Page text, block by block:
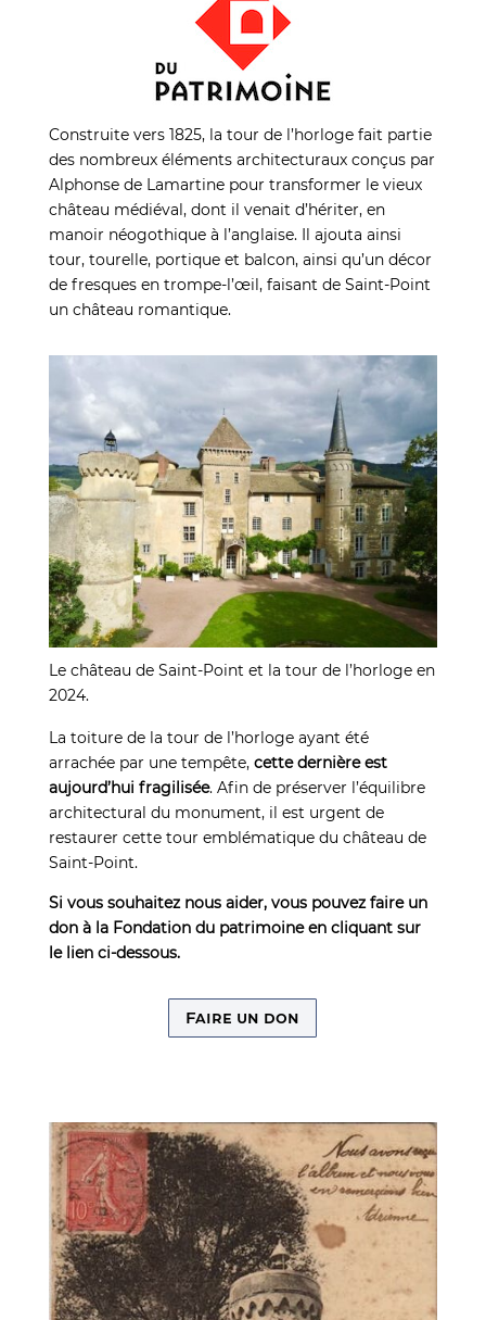
Construite vers 1825, la tour de l’horloge fait partie
des nombreux éléments architecturaux conçus par
Alphonse de Lamartine pour transformer le vieux
château médiéval, dont il venait d’hériter, en
manoir néogothique à l’anglaise. Il ajouta ainsi
tour, tourelle, portique et balcon, ainsi qu’un décor
de fresques en trompe-l’œil, faisant de Saint-Point
un château romantique.
Le château de Saint-Point et la tour de l’horloge en
2024.
La toiture de la tour de l’horloge ayant été
arrachée par une tempête, cette dernière est
aujourd’hui fragilisée. Afin de préserver l’équilibre
architectural du monument, il est urgent de
restaurer cette tour emblématique du château de
Saint-Point.
Si vous souhaitez nous aider, vous pouvez faire un
don à la Fondation du patrimoine en cliquant sur
le lien ci-dessous.
Faire un don